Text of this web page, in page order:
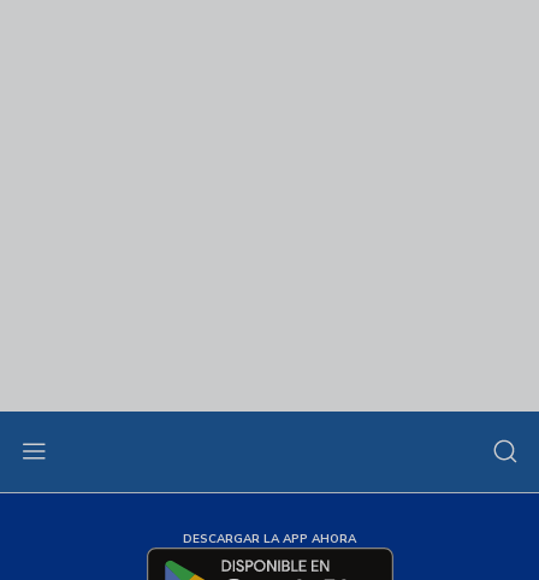
DESCARGAR LA APP AHORA